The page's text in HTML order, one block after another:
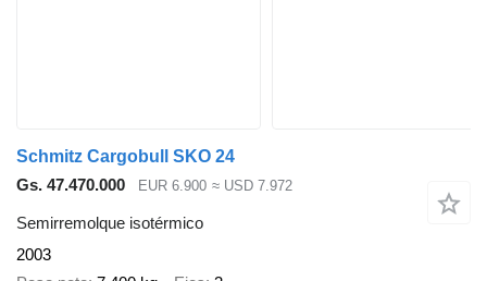
Schmitz Cargobull SKO 24
Gs. 47.470.000
EUR 6.900 ≈ USD 7.972
Semirremolque isotérmico
2003